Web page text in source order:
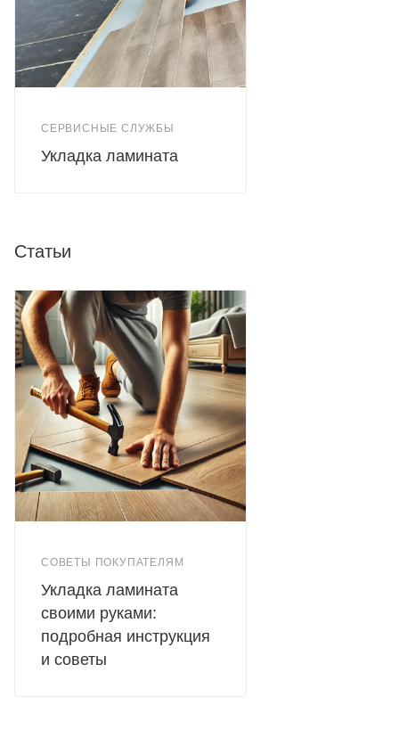
СЕРВИСНЫЕ СЛУЖБЫ
Укладка ламината
Статьи
СОВЕТЫ ПОКУПАТЕЛЯМ
Укладка ламината
своими руками:
подробная инструкция
и советы